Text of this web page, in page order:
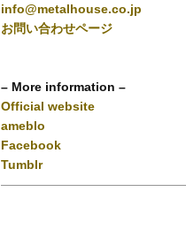
info@metalhouse.co.jp
お問い合わせページ
– More information –
Official website
ameblo
Facebook
Tumblr